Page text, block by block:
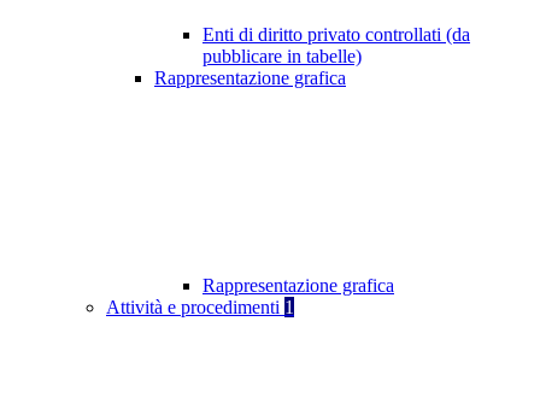
Enti di diritto privato controllati (da
pubblicare in tabelle)
Rappresentazione grafica
Rappresentazione grafica
Attività e procedimenti 1